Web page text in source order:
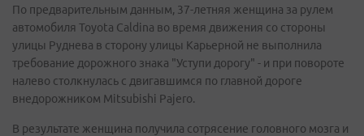
По предварительным данным, 37-летняя женщина за рулем
автомобиля Toyota Caldina во время движения со стороны
улицы Руднева в сторону улицы Карьерной не выполнила
требование дорожного знака "Уступи дорогу" - и при повороте
налево столкнулась с двигавшимся по главной дороге
внедорожником Mitsubishi Pajero.
В результате женщина получила сотрясение головного мозга и